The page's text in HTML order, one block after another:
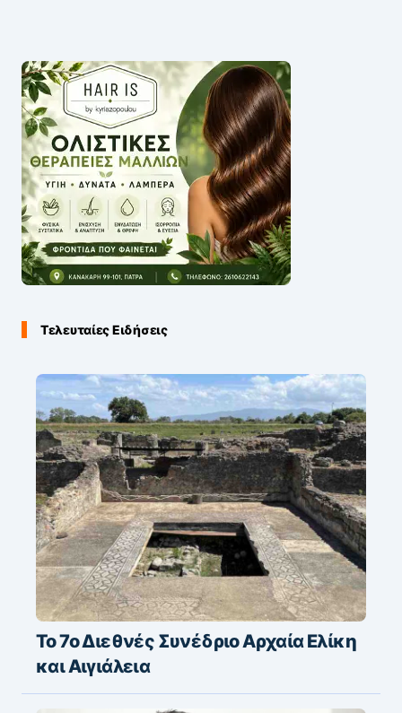
Τελευταίες Ειδήσεις
Το 7ο Διεθνές Συνέδριο Αρχαία Ελίκη
και Αιγιάλεια